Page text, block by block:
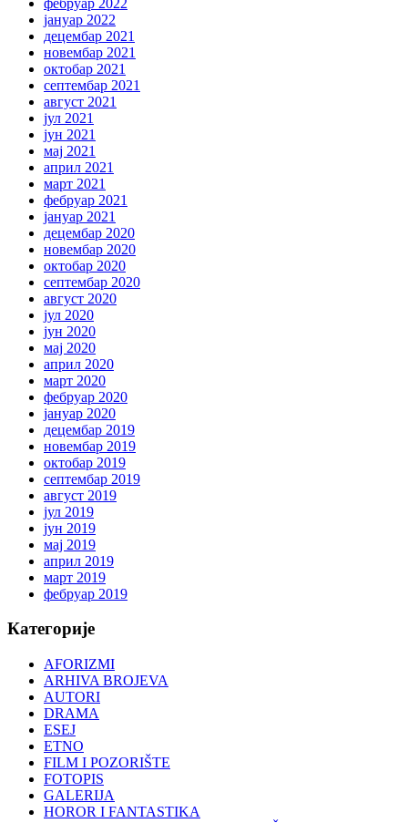
јануар 2022
децембар 2021
новембар 2021
октобар 2021
септембар 2021
август 2021
јул 2021
јун 2021
мај 2021
април 2021
март 2021
фебруар 2021
јануар 2021
децембар 2020
новембар 2020
октобар 2020
септембар 2020
август 2020
јул 2020
јун 2020
мај 2020
април 2020
март 2020
фебруар 2020
јануар 2020
децембар 2019
новембар 2019
октобар 2019
септембар 2019
август 2019
јул 2019
јун 2019
мај 2019
април 2019
март 2019
фебруар 2019
Категорије
AFORIZMI
ARHIVA BROJEVA
AUTORI
DRAMA
ESEJ
ETNO
FILM I POZORIŠTE
FOTOPIS
GALERIJA
HOROR I FANTASTIKA